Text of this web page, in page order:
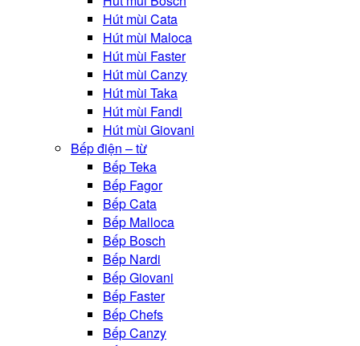
Hút mùi Cata
Hút mùi Maloca
Hút mùi Faster
Hút mùi Canzy
Hút mùi Taka
Hút mùi Fandi
Hút mùi Giovani
Bếp điện – từ
Bếp Teka
Bếp Fagor
Bếp Cata
Bếp Malloca
Bếp Bosch
Bếp Nardi
Bếp Giovani
Bếp Faster
Bếp Chefs
Bếp Canzy